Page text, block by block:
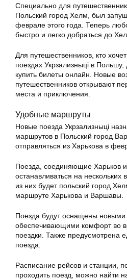
Специально для
Польский город Хелм, был
феврале этого года. Теперь
быстро и легко добраться до
Для путешественников, кто
поездах Укрзализныці в
купить билеты онлайн. Новые
путешественников открывают
места и приключения.
Удобные маршруты
Новые поезда Укрзализныці
маршрутов в Польский город
отправляться из Харькова в
Поезда, соединяющие Харьков
останавливаться на
из них будет польский город
маршруте Харькова и Варшавы.
Поезда будут оснащены новыми
обеспечивающими комфорт во
поездки. Также предусмотрена
поезда.
Расписание рейсов и станции,
проходить поезд, можно найти